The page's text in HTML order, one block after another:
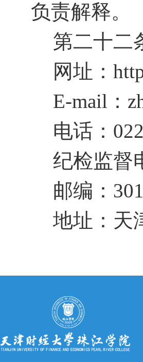
负责解释。
第二十二
网址：
E-mail ：
电话：
纪检监督
邮编：
地址： 天